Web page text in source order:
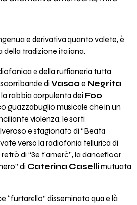
e derivativa quanto volete, è
tradizione italiana.
e della ruffianeria tutta
di Vascoe Negrita
rabbia corpulenta dei Foo
guazzabuglio musicale che in un
violenza, le sorti
e stagionato di “Beata
verso la radiofonia tellurica di
di “Se t’amerò”, la dancefloor
di Caterina Casellimutuata
“furtarello” disseminato qua e là